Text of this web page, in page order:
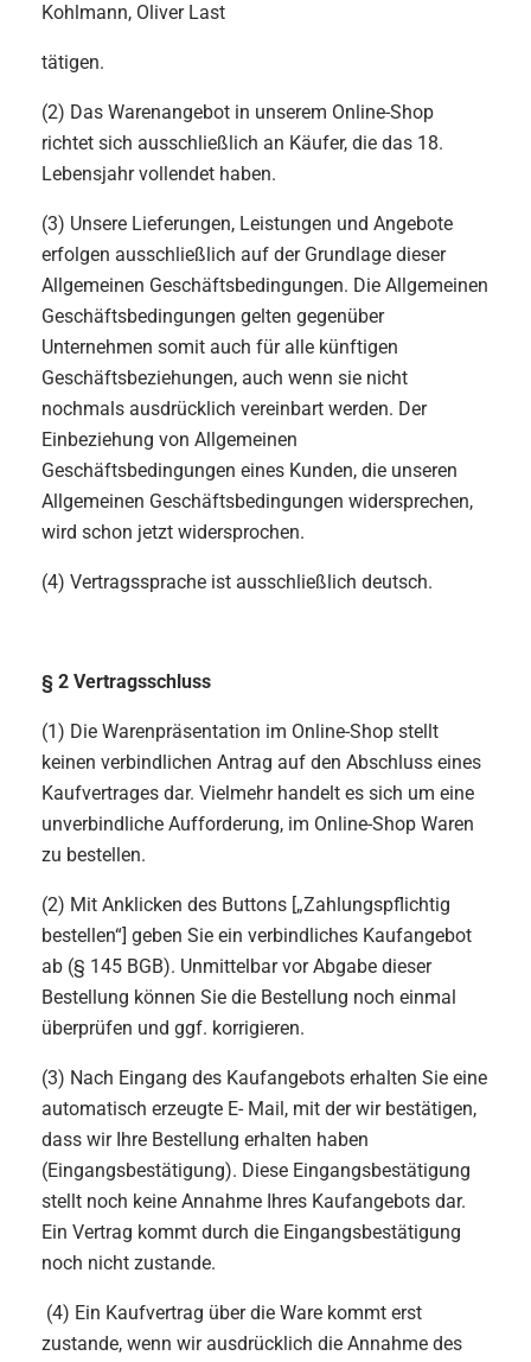
Kohlmann, Oliver Last
tätigen.
(2) Das Warenangebot in unserem Online-Shop
richtet sich ausschließlich an Käufer, die das 18.
Lebensjahr vollendet haben.
(3) Unsere Lieferungen, Leistungen und Angebote
erfolgen ausschließlich auf der Grundlage dieser
Allgemeinen Geschäftsbedingungen. Die Allgemeinen
Geschäftsbedingungen gelten gegenüber
Unternehmen somit auch für alle künftigen
Geschäftsbeziehungen, auch wenn sie nicht
nochmals ausdrücklich vereinbart werden. Der
Einbeziehung von Allgemeinen
Geschäftsbedingungen eines Kunden, die unseren
Allgemeinen Geschäftsbedingungen widersprechen,
wird schon jetzt widersprochen.
(4) Vertragssprache ist ausschließlich deutsch.
§ 2 Vertragsschluss
(1) Die Warenpräsentation im Online-Shop stellt
keinen verbindlichen Antrag auf den Abschluss eines
Kaufvertrages dar. Vielmehr handelt es sich um eine
unverbindliche Aufforderung, im Online-Shop Waren
zu bestellen.
(2) Mit Anklicken des Buttons [„Zahlungspflichtig
bestellen“] geben Sie ein verbindliches Kaufangebot
ab (§ 145 BGB). Unmittelbar vor Abgabe dieser
Bestellung können Sie die Bestellung noch einmal
überprüfen und ggf. korrigieren.
(3) Nach Eingang des Kaufangebots erhalten Sie eine
automatisch erzeugte E- Mail, mit der wir bestätigen,
dass wir Ihre Bestellung erhalten haben
(Eingangsbestätigung). Diese Eingangsbestätigung
stellt noch keine Annahme Ihres Kaufangebots dar.
Ein Vertrag kommt durch die Eingangsbestätigung
noch nicht zustande.
(4) Ein Kaufvertrag über die Ware kommt erst
zustande, wenn wir ausdrücklich die Annahme des